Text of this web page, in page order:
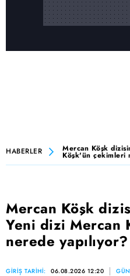
HABERLER Mercan Köşk
Köşk'ün çekimleri
Mercan Köşk
Yeni dizi Mercan
nerede yapılıyor?
GİRİŞ TARİHİ: 06.08.2026 12:20